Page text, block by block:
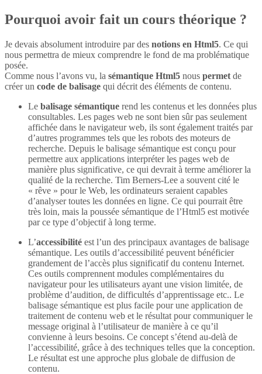
Pourquoi avoir fait un cours théorique ?
Je devais absolument introduire par des notions en Html5. Ce qui
nous permettra de mieux comprendre le fond de ma problématique
posée.
Comme nous l’avons vu, la sémantique Html5 nous permet de
créer un code de balisage qui décrit des éléments de contenu.
Le balisage sémantique rend les contenus et les données plus
consultables. Les pages web ne sont bien sûr pas seulement
affichée dans le navigateur web, ils sont également traités par
d’autres programmes tels que les robots des moteurs de
recherche. Depuis le balisage sémantique est conçu pour
permettre aux applications interpréter les pages web de
manière plus significative, ce qui devrait à terme améliorer la
qualité de la recherche. Tim Berners-Lee a souvent cité le
« rêve » pour le Web, les ordinateurs seraient capables
d’analyser toutes les données en ligne. Ce qui pourrait être
très loin, mais la poussée sémantique de l’Html5 est motivée
par ce type d’objectif à long terme.
L’accessibilité est l’un des principaux avantages de balisage
sémantique. Les outils d’accessibilité peuvent bénéficier
grandement de l’accès plus significatif du contenu Internet.
Ces outils comprennent modules complémentaires du
navigateur pour les utilisateurs ayant une vision limitée, de
problème d’audition, de difficultés d’apprentissage etc.. Le
balisage sémantique est plus facile pour une application de
traitement de contenu web et le résultat pour communiquer le
message original à l’utilisateur de manière à ce qu’il
convienne à leurs besoins. Ce concept s’étend au-delà de
l’accessibilité, grâce à des techniques telles que la conception.
Le résultat est une approche plus globale de diffusion de
contenu.